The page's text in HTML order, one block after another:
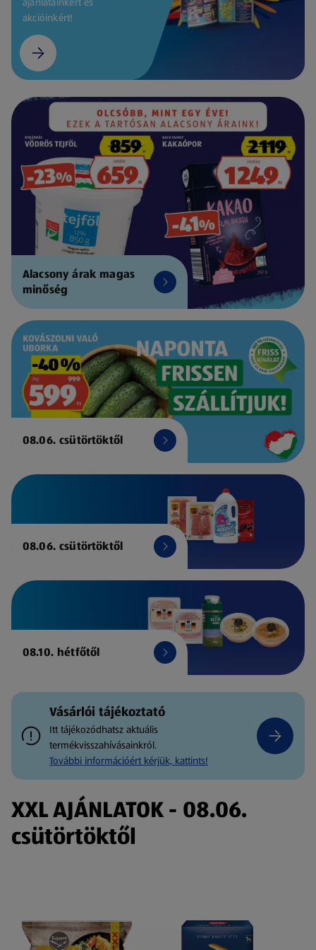
akcióinkért!
Alacsony árak magas
minőség
08.06. csütörtöktől
08.06. csütörtöktől
08.10. hétfőtől
Vásárlói tájékoztató
Itt tájékozódhatsz aktuális
termékvisszahívásainkról.
További információért kérjük, kattints!
XXL AJÁNLATOK - 08.06.
csütörtöktől